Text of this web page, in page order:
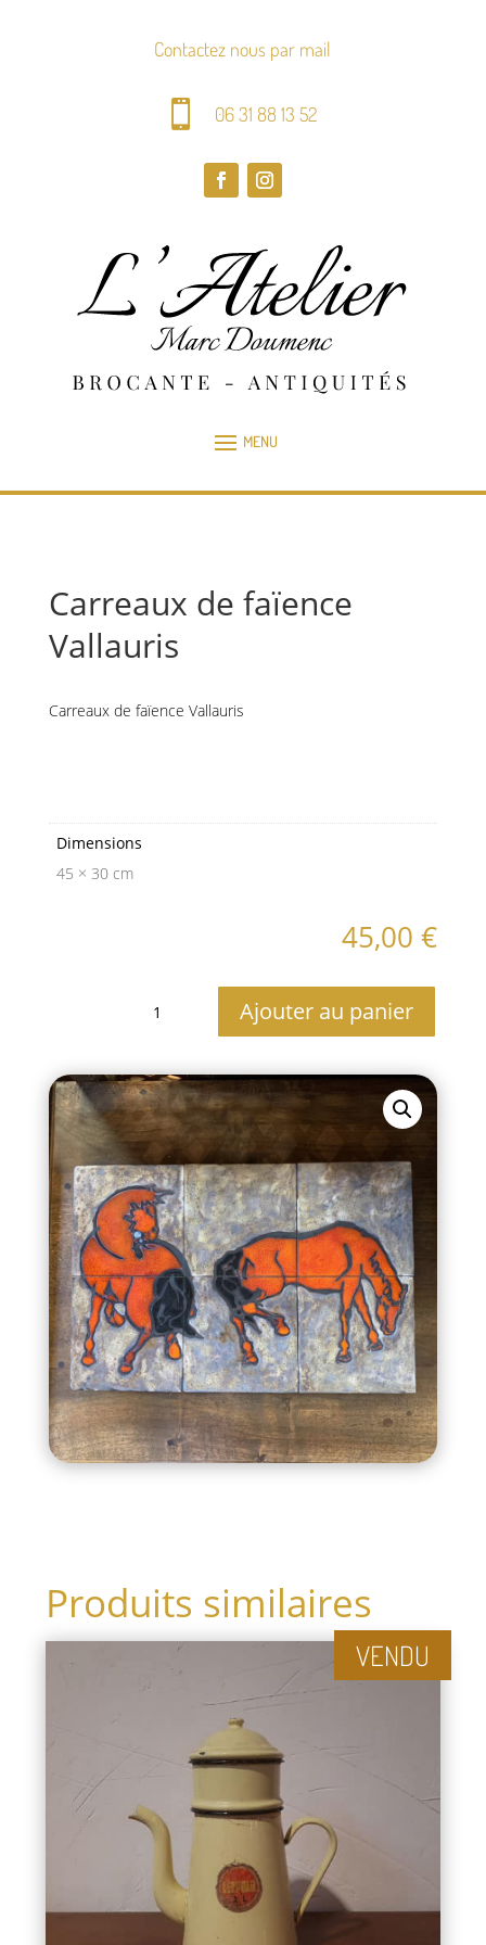
Contactez nous par mail
 06 31 88 13 52
Carreaux de faïence
Vallauris
Carreaux de faïence Vallauris
Dimensions
45 × 30 cm
45,00€
de
faïence
Vallauris
Ajouter au panier
Produits similaires
VENDU